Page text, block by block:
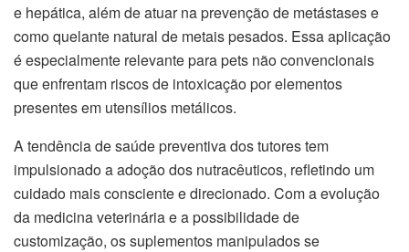
e hepática, além de atuar na prevenção de metástases e
como quelante natural de metais pesados. Essa aplicação
é especialmente relevante para pets não convencionais
que enfrentam riscos de intoxicação por elementos
presentes em utensílios metálicos.
A tendência de saúde preventiva dos tutores tem
impulsionado a adoção dos nutracêuticos, refletindo um
cuidado mais consciente e direcionado. Com a evolução
da medicina veterinária e a possibilidade de
customização, os suplementos manipulados se